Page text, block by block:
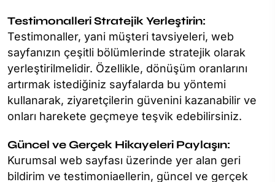
Testimonalleri Stratejik Yerleştirin:
Testimonaller, yani müşteri tavsiyeleri, web
sayfanızın çeşitli bölümlerinde stratejik olarak
yerleştirilmelidir. Özellikle, dönüşüm oranlarını
artırmak istediğiniz sayfalarda bu yöntemi
kullanarak, ziyaretçilerin güvenini kazanabilir ve
onları harekete geçmeye teşvik edebilirsiniz.
Güncel ve Gerçek Hikayeleri Paylaşın:
Kurumsal web sayfası üzerinde yer alan geri
bildirim ve testimoniaellerin, güncel ve gerçek